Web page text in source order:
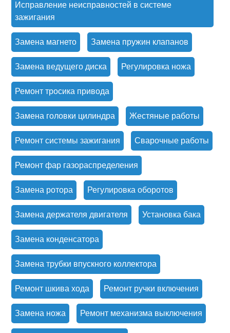
Исправление неисправностей в системе
зажигания
Замена магнето Замена пружин клапанов
Замена ведущего диска Регулировка ножа
Ремонт тросика привода
Замена головки цилиндра Жестяные работы
Ремонт системы зажигания Сварочные работы
Ремонт фар газораспределения
Замена ротора Регулировка оборотов
Замена держателя двигателя Установка бака
Замена конденсатора
Замена трубки впускного коллектора
Ремонт шкива хода Ремонт ручки включения
Замена ножа Ремонт механизма выключения